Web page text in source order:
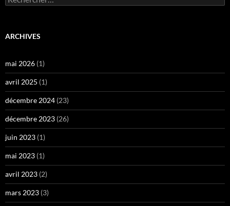
ARCHIVES
mai 2026 (1)
avril 2025 (1)
décembre 2024 (23)
décembre 2023 (26)
juin 2023 (1)
mai 2023 (1)
avril 2023 (2)
mars 2023 (3)